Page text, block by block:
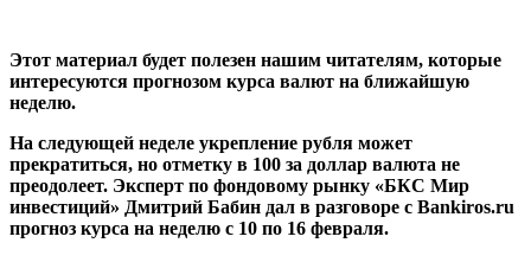
Этот материал будет полезен нашим читателям, которые
интересуются прогнозом курса валют на ближайшую
неделю.
На следующей неделе укрепление рубля может
прекратиться, но отметку в 100 за доллар валюта не
преодолеет. Эксперт по фондовому рынку «БКС Мир
инвестиций» Дмитрий Бабин дал в разговоре с Bankiros.ru
прогноз курса на неделю с 10 по 16 февраля.